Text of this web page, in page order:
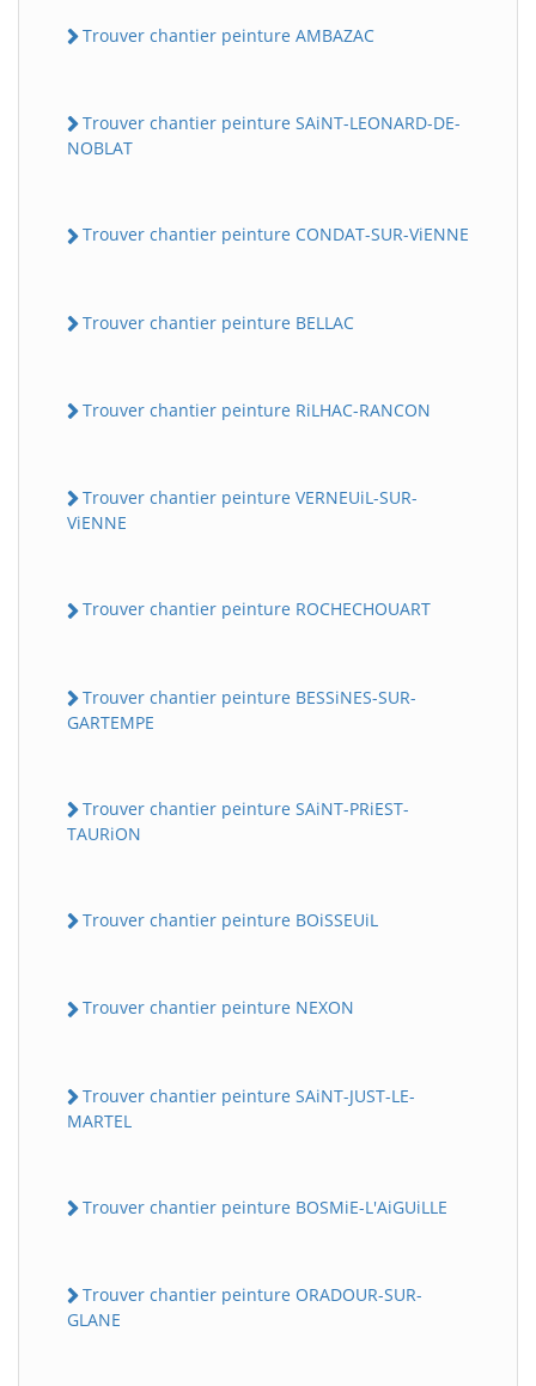
Trouver chantier peinture AMBAZAC
Trouver chantier peinture SAiNT-LEONARD-DE-
NOBLAT
Trouver chantier peinture CONDAT-SUR-ViENNE
Trouver chantier peinture BELLAC
Trouver chantier peinture RiLHAC-RANCON
Trouver chantier peinture VERNEUiL-SUR-
ViENNE
Trouver chantier peinture ROCHECHOUART
Trouver chantier peinture BESSiNES-SUR-
GARTEMPE
Trouver chantier peinture SAiNT-PRiEST-
TAURiON
Trouver chantier peinture BOiSSEUiL
Trouver chantier peinture NEXON
Trouver chantier peinture SAiNT-JUST-LE-
MARTEL
Trouver chantier peinture BOSMiE-L'AiGUiLLE
Trouver chantier peinture ORADOUR-SUR-
GLANE